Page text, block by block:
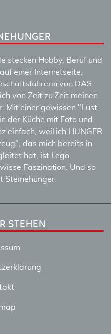
stecken Hobby, Beruf und
einer Internetseite.
von DAS
von Zeit zu Zeit meinen
Mit einer gewissen "Lust
der Küche mit Foto und
einfach, weil ich HUNGER
das mich bereits in
hat, ist Lego.
Faszination. Und so
Steinehunger.
STEHEN